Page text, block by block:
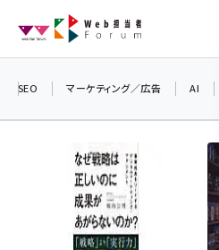
ン
seo (3538)
ai (2820)
SEO マーケティング／広告 AI